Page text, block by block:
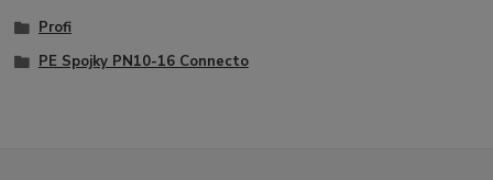
Profi
PE Spojky PN10-16 Connecto